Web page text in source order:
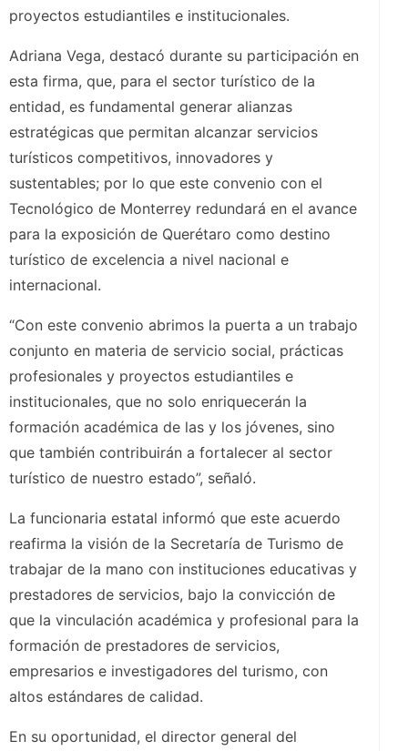
proyectos estudiantiles e institucionales.
Adriana Vega, destacó durante su participación en
esta firma, que, para el sector turístico de la
entidad, es fundamental generar alianzas
estratégicas que permitan alcanzar servicios
turísticos competitivos, innovadores y
sustentables; por lo que este convenio con el
Tecnológico de Monterrey redundará en el avance
para la exposición de Querétaro como destino
turístico de excelencia a nivel nacional e
internacional.
“Con este convenio abrimos la puerta a un trabajo
conjunto en materia de servicio social, prácticas
profesionales y proyectos estudiantiles e
institucionales, que no solo enriquecerán la
formación académica de las y los jóvenes, sino
que también contribuirán a fortalecer al sector
turístico de nuestro estado”, señaló.
La funcionaria estatal informó que este acuerdo
reafirma la visión de la Secretaría de Turismo de
trabajar de la mano con instituciones educativas y
prestadores de servicios, bajo la convicción de
que la vinculación académica y profesional para la
formación de prestadores de servicios,
empresarios e investigadores del turismo, con
altos estándares de calidad.
En su oportunidad, el director general del